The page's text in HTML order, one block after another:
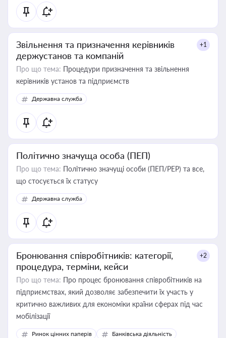
Звільнення та призначення керівників
держустанов та компаній
+1
Про що тема: Процедури призначення та звільнення
керівників установ та підприємств
Державна служба
Політично значуща особа (ПЕП)
Про що тема: Політично значущі особи (ПЕП/PEP) та все,
що стосується їх статусу
Державна служба
Бронювання співробітників: категорії,
процедура, терміни, кейси
+2
Про що тема: Про процес бронювання співробітників на
підприємствах, який дозволяє забезпечити їх участь у
критично важливих для економіки країни сферах під час
мобілізації
Ринок цінних паперів
Банківська діяльність